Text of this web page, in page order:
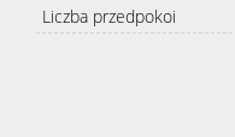
Liczba przedpokoi